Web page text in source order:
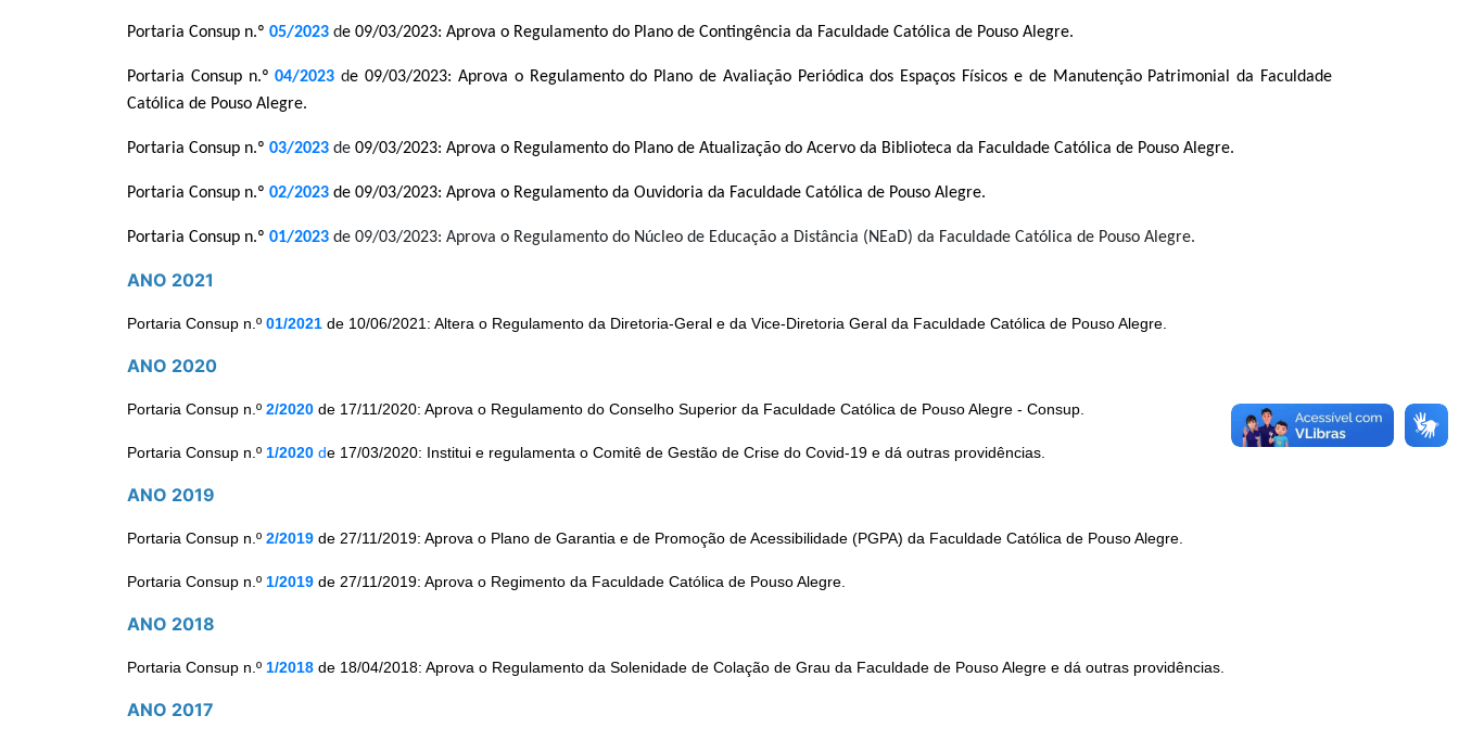
Portaria Consup n.º 05/2023 de 09/03/2023: Aprova o Regulamento do Plano de Contingência da Faculdade Católica de Pouso Alegre.
Portaria Consup n.º 04/2023 de 09/03/2023: Aprova o Regulamento do Plano de Avaliação Periódica dos Espaços Físicos e de Manutenção Patrimonial da Faculdade
Católica de Pouso Alegre.
Portaria Consup n.º 03/2023 de 09/03/2023: Aprova o Regulamento do Plano de Atualização do Acervo da Biblioteca da Faculdade Católica de Pouso Alegre.
Portaria Consup n.º 02/2023 de 09/03/2023: Aprova o Regulamento da Ouvidoria da Faculdade Católica de Pouso Alegre.
Portaria Consup n.º 01/2023 de 09/03/2023: Aprova o Regulamento do Núcleo de Educação a Distância (NEaD) da Faculdade Católica de Pouso Alegre.
ANO 2021
Portaria Consup n.º 01/2021 de 10/06/2021: Altera o Regulamento da Diretoria-Geral e da Vice-Diretoria Geral da Faculdade Católica de Pouso Alegre.
ANO 2020
Portaria Consup n.º 2/2020 de 17/11/2020: Aprova o Regulamento do Conselho Superior da Faculdade Católica de Pouso Alegre - Consup.
Portaria Consup n.º 1/2020 de 17/03/2020: Institui e regulamenta o Comitê de Gestão de Crise do Covid-19 e dá outras providências.
ANO 2019
Portaria Consup n.º 2/2019 de 27/11/2019: Aprova o Plano de Garantia e de Promoção de Acessibilidade (PGPA) da Faculdade Católica de Pouso Alegre.
Portaria Consup n.º 1/2019 de 27/11/2019: Aprova o Regimento da Faculdade Católica de Pouso Alegre.
ANO 2018
Portaria Consup n.º 1/2018 de 18/04/2018: Aprova o Regulamento da Solenidade de Colação de Grau da Faculdade de Pouso Alegre e dá outras providências.
ANO 2017